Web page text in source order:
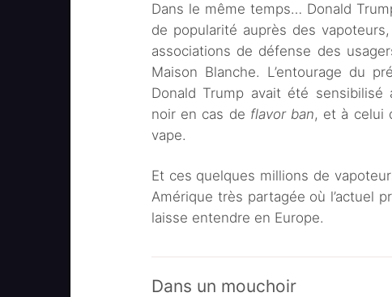
Dans le même temps… Donald
de popularité auprès des
associations de défense des
Maison Blanche. L’entourage du
Donald Trump avait été sensibilisé
noir en cas de flavor ban, et à celui
vape.
Et ces quelques millions de
Amérique très partagée où l’actuel
laisse entendre en Europe.
Dans un mouchoir